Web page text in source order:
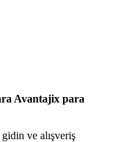
Avantajix para
ve alışveriş